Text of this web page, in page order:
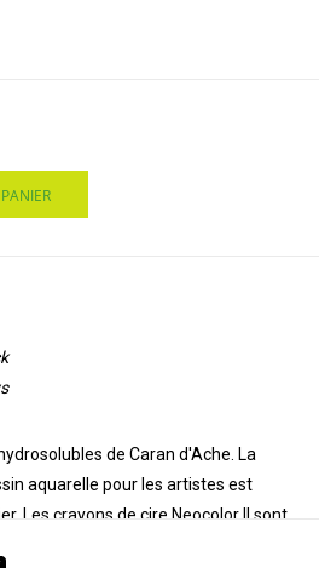
de Caran d'Ache. La
aquarelle pour les artistes est
Les crayons de cire Neocolor II sont